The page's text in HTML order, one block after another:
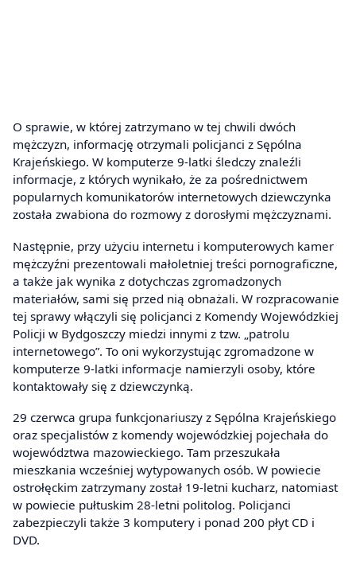
O sprawie, w której zatrzymano w tej chwili dwóch
mężczyzn, informację otrzymali policjanci z Sępólna
Krajeńskiego. W komputerze 9-latki śledczy znaleźli
informacje, z których wynikało, że za pośrednictwem
popularnych komunikatorów internetowych dziewczynka
została zwabiona do rozmowy z dorosłymi mężczyznami.
Następnie, przy użyciu internetu i komputerowych kamer
mężczyźni prezentowali małoletniej treści pornograficzne,
a także jak wynika z dotychczas zgromadzonych
materiałów, sami się przed nią obnażali. W rozpracowanie
tej sprawy włączyli się policjanci z Komendy Wojewódzkiej
Policji w Bydgoszczy miedzi innymi z tzw. „patrolu
internetowego”. To oni wykorzystując zgromadzone w
komputerze 9-latki informacje namierzyli osoby, które
kontaktowały się z dziewczynką.
29 czerwca grupa funkcjonariuszy z Sępólna Krajeńskiego
oraz specjalistów z komendy wojewódzkiej pojechała do
województwa mazowieckiego. Tam przeszukała
mieszkania wcześniej wytypowanych osób. W powiecie
ostrołęckim zatrzymany został 19-letni kucharz, natomiast
w powiecie pułtuskim 28-letni politolog. Policjanci
zabezpieczyli także 3 komputery i ponad 200 płyt CD i
DVD.